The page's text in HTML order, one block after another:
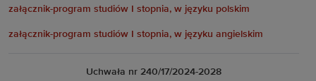
załącznik-program studiów I stopnia, w języku polskim
załącznik-program studiów I stopnia, w języku angielskim
Uchwała nr 240/17/2024-2028